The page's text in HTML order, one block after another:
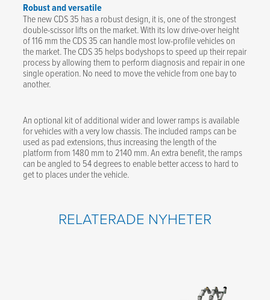
Robust and versatile
The new CDS 35 has a robust design, it is, one of the strongest
double-scissor lifts on the market. With its low drive-over height
of 116 mm the CDS 35 can handle most low-profile vehicles on
the market. The CDS 35 helps bodyshops to speed up their repair
process by allowing them to perform diagnosis and repair in one
single operation. No need to move the vehicle from one bay to
another.
An optional kit of additional wider and lower ramps is available
for vehicles with a very low chassis. The included ramps can be
used as pad extensions, thus increasing the length of the
platform from 1480 mm to 2140 mm. An extra benefit, the ramps
can be angled to 54 degrees to enable better access to hard to
get to places under the vehicle.
RELATERADE NYHETER